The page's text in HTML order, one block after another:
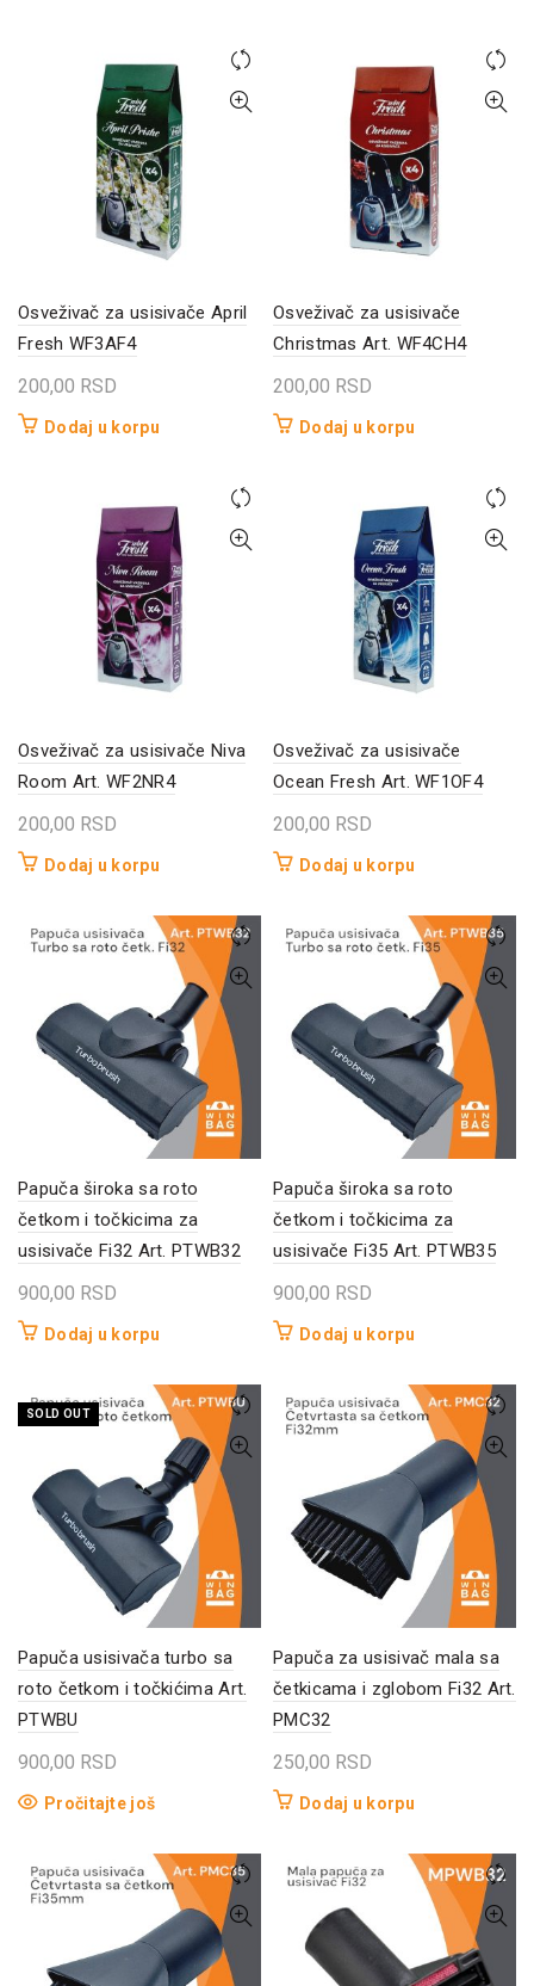
Osveživač za usisivače April
Fresh WF3AF4
200,00 RSD
Dodaj u korpu
Osveživač za usisivače
Christmas Art. WF4CH4
200,00 RSD
Dodaj u korpu
Osveživač za usisivače Niva
Room Art. WF2NR4
200,00 RSD
Dodaj u korpu
Osveživač za usisivače
Ocean Fresh Art. WF1OF4
200,00 RSD
Dodaj u korpu
Papuča široka sa roto
četkom i točkicima za
usisivače Fi32 Art. PTWB32
900,00 RSD
Dodaj u korpu
Papuča široka sa roto
četkom i točkicima za
usisivače Fi35 Art. PTWB35
900,00 RSD
Dodaj u korpu
SOLD OUT
Papuča usisivača turbo sa
roto četkom i točkićima Art.
PTWBU
900,00 RSD
Pročitajte još
Papuča za usisivač mala sa
četkicama i zglobom Fi32 Art.
PMC32
250,00 RSD
Dodaj u korpu